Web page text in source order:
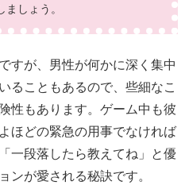
しょう。
すが、男性が何かに深く集中
ることもあるので、些細なこ
性もあります。ゲーム中も彼
ほどの緊急の用事でなければ
一段落したら教えてね」と優
ンが愛される秘訣です。